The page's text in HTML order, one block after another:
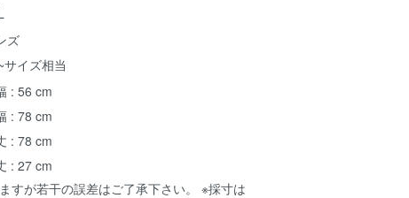
ズ
サイズ相当
: 56 cm
: 78 cm
: 78 cm
: 27 cm
すが若干の誤差はご了承下さい。 ※採寸は